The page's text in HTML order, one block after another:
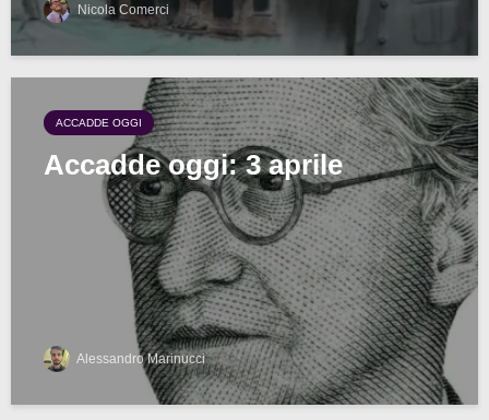
Nicola Comerci
ACCADDE OGGI
Accadde oggi: 3 aprile
Alessandro Marinucci